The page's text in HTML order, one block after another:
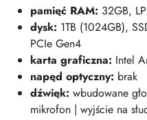
pamięć RAM: 32GB,
dysk: 1TB (1024GB),
PCIe Gen4
karta graficzna: Intel
napęd optyczny: brak
dźwięk: wbudowane
mikrofon | wyjście na